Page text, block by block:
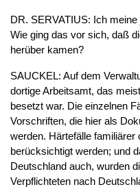
DR. SERVATIUS: Ich
Wie ging das vor sich, daß
herüber kamen?
SAUCKEL: Auf dem
dortige Arbeitsamt, das
besetzt war. Die einzelnen
Vorschriften, die hier als
werden. Härtefälle
berücksichtigt werden; und
Deutschland auch, wurden
Verpflichteten nach